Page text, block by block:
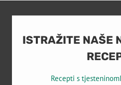
ISTRAŽITE NAŠE
Recepti s tjesteninom